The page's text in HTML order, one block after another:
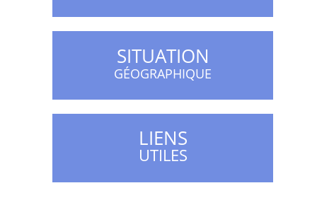
SITUATION
GÉOGRAPHIQUE
LIENS
UTILES